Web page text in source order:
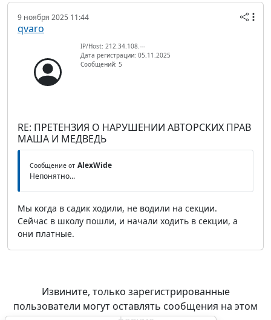
9 ноября 2025 11:44
qvaro
IP/Host: 212.34.108.---
Дата регистрации: 05.11.2025
Сообщений: 5
RE: ПРЕТЕНЗИЯ О НАРУШЕНИИ АВТОРСКИХ ПРАВ
МАША И МЕДВЕДЬ
Сообщение от AlexWide
Непонятно...
Мы когда в садик ходили, не водили на секции.
Сейчас в школу пошли, и начали ходить в секции, а
они платные.
Извините, только зарегистрированные
пользователи могут оставлять сообщения на этом